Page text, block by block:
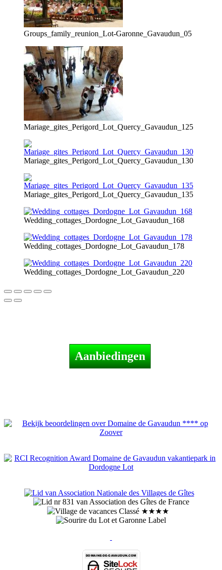
Groups_family_reunion_Lot-Garonne_Gavaudun_05
Mariage_gites_Perigord_Lot_Quercy_Gavaudun_125
Mariage_gites_Perigord_Lot_Quercy_Gavaudun_130
Mariage_gites_Perigord_Lot_Quercy_Gavaudun_135
Wedding_cottages_Dordogne_Lot_Gavaudun_168
Wedding_cottages_Dordogne_Lot_Gavaudun_178
Wedding_cottages_Dordogne_Lot_Gavaudun_220